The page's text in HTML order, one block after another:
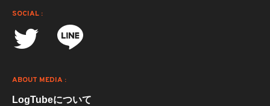
SOCIAL :
ABOUT MEDIA :
LogTubeについて